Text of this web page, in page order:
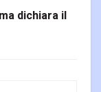
dichiara il